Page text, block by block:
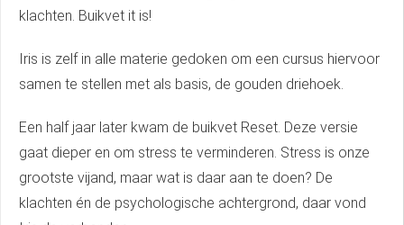
klachten. Buikvet it is!
Iris is zelf in alle materie gedoken om een cursus hiervoor
samen te stellen met als basis, de gouden driehoek.
Een half jaar later kwam de buikvet Reset. Deze versie
gaat dieper en om stress te verminderen. Stress is onze
grootste vijand, maar wat is daar aan te doen? De
klachten én de psychologische achtergrond, daar vond